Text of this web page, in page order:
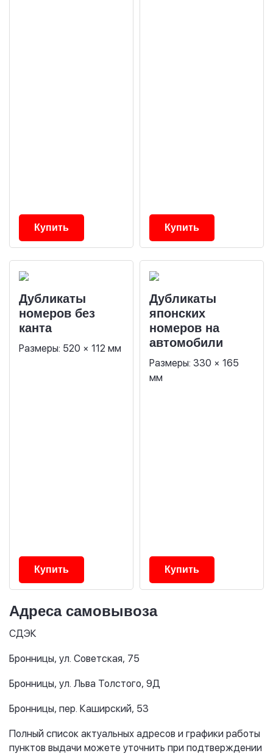
Купить Купить
Дубликаты
номеров без
канта
Размеры: 520 × 112 мм
Купить
Дубликаты
японских
номеров на
автомобили
Размеры: 330 × 165
мм
Купить
Адреса самовывоза
СДЭК
Бронницы, ул. Советская, 75
Бронницы, ул. Льва Толстого, 9Д
Бронницы, пер. Каширский, 53
Полный список актуальных адресов и графики работы
пунктов выдачи можете уточнить при подтверждении